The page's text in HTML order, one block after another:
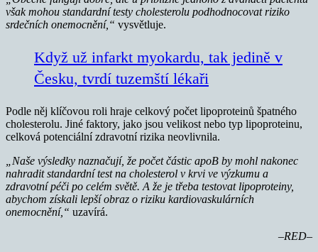
však mohou standardní testy cholesterolu podhodnocovat riziko
srdečních onemocnění,“ vysvětluje.
Když už infarkt myokardu, tak jedině v
Česku, tvrdí tuzemští lékaři
Podle něj klíčovou roli hraje celkový počet lipoproteinů špatného
cholesterolu. Jiné faktory, jako jsou velikost nebo typ lipoproteinu,
celková potenciální zdravotní rizika neovlivnila.
„Naše výsledky naznačují, že počet částic apoB by mohl nakonec
nahradit standardní test na cholesterol v krvi ve výzkumu a
zdravotní péči po celém světě. A že je třeba testovat lipoproteiny,
abychom získali lepší obraz o riziku kardiovaskulárních
onemocnění,“ uzavírá.
–RED–